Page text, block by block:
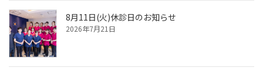
8月11日(火)休診日のお知らせ
2026年7月21日